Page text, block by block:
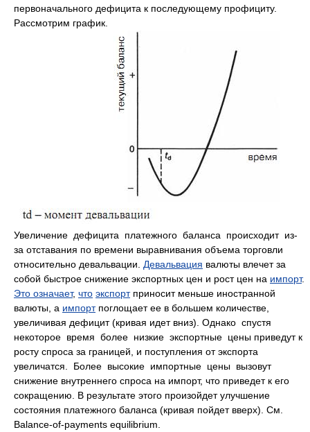
первоначального дефицита к последующему профициту.
Рассмотрим график.
Увеличение дефицита платежного баланса происходит из-
за отставания по времени выравнивания объема торговли
относительно девальвации. Девальвация валюты влечет за
собой быстрое снижение экспортных цен и рост цен на импорт.
Это означает, что экспортприносит меньше иностранной
валюты, а импортпоглощает ее в большем количестве,
увеличивая дефицит (кривая идет вниз). Однако спустя
некоторое время более низкие экспортные цены приведут к
росту спроса за границей, и поступления от экспорта
увеличатся. Более высокие импортные цены вызовут
снижение внутреннего спроса на импорт, что приведет к его
сокращению. В результате этого произойдет улучшение
состояния платежного баланса (кривая пойдет вверх). См.
Balance-of-payments equilibrium.